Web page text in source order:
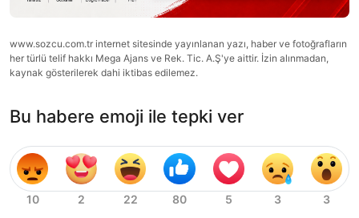
www.sozcu.com.tr internet sitesinde yayınlanan yazı, haber ve fotoğrafların
her türlü telif hakkı Mega Ajans ve Rek. Tic. A.Ş'ye aittir. İzin alınmadan,
kaynak gösterilerek dahi iktibas edilemez.
Bu habere emoji ile tepki ver